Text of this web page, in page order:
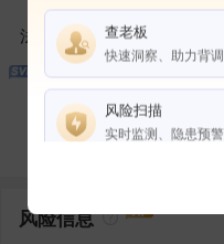
法定代表人
50
控制企业 所属集团
风险信息
查老板
快速洞察、助力背调
风险扫描
实时监测、隐患预警
权益说明